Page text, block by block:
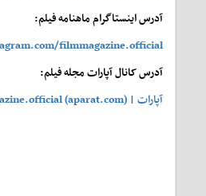
آدرس اینستاگرام ماهنامه فیلم:
filmmagazine.official
آدرس کانال آپارات مجله فیلم:
آپارات | FilmMagazine.official (aparat.com)